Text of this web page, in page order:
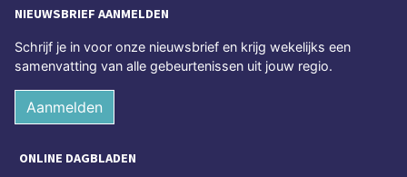
NIEUWSBRIEF AANMELDEN
Schrijf je in voor onze nieuwsbrief en krijg wekelijks een
samenvatting van alle gebeurtenissen uit jouw regio.
Aanmelden
ONLINE DAGBLADEN